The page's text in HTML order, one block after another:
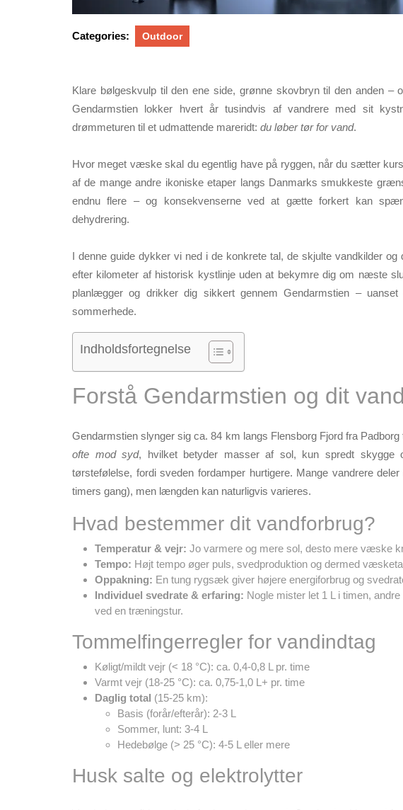
Categories: Outdoor
Klare bølgeskvulp til den ene side, grønne skovbryn til den anden –
Gendarmstien lokker hvert år tusindvis af vandrere med sit
drømmeturen til et udmattende mareridt: du løber tør for vand.
Hvor meget væske skal du egentlig have på ryggen, når du sætter
af de mange andre ikoniske etaper langs Danmarks smukkeste
endnu flere – og konsekvenserne ved at gætte forkert kan
dehydrering.
I denne guide dykker vi ned i de konkrete tal, de skjulte vandkilder og
efter kilometer af historisk kystlinje uden at bekymre dig om næste
planlægger og drikker dig sikkert gennem Gendarmstien –
sommerhede.
Indholdsfortegnelse
Forstå Gendarmstien og dit
Gendarmstien slynger sig ca. 84 km langs Flensborg Fjord fra
ofte mod syd, hvilket betyder masser af sol, kun spredt skygge
tørstefølelse, fordi sveden fordamper hurtigere. Mange vandrere
timers gang), men længden kan naturligvis varieres.
Hvad bestemmer dit vandforbrug?
Temperatur & vejr: Jo varmere og mere sol, desto mere væske
Tempo: Højt tempo øger puls, svedproduktion og dermed
Oppakning: En tung rygsæk giver højere energiforbrug og
Individuel svedrate & erfaring: Nogle mister let 1 L i timen,
ved en træningstur.
Tommelfingerregler for vandindtag
Køligt/mildt vejr (< 18 °C): ca. 0,4-0,8 L pr. time
Varmt vejr (18-25 °C): ca. 0,75-1,0 L+ pr. time
Daglig total (15-25 km):
Basis (forår/efterår): 2-3 L
Sommer, lunt: 3-4 L
Hedebølge (> 25 °C): 4-5 L eller mere
Husk salte og elektrolytter